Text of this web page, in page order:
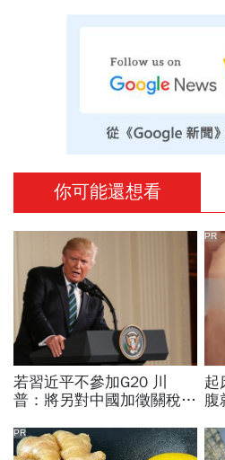
你可能還想看
若習近平不參加G20 川
普：將另對中國加徵關稅且
起
腹
PR
PR